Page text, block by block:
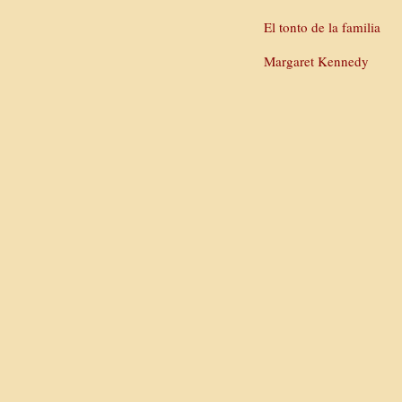
El tonto de la familia
Margaret Kennedy